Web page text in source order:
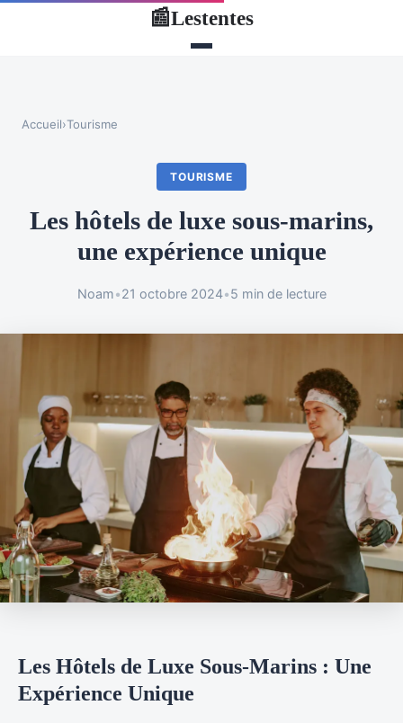
📰Lestentes
Accueil›Tourisme
TOURISME
Les hôtels de luxe sous-marins,
une expérience unique
Noam•21 octobre 2024•5 min de lecture
Les Hôtels de Luxe Sous-Marins : Une
Expérience Unique